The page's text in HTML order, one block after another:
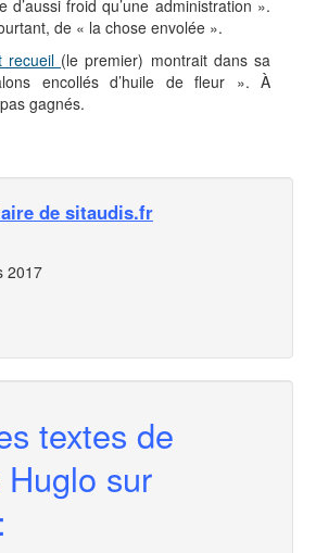
d’aussi froid qu’une administration ».
de « la chose envolée ».
recueil (le premier) montrait dans sa
encollés d’huile de fleur ». À
gagnés.
de sitaudis.fr
2017
textes de
sur